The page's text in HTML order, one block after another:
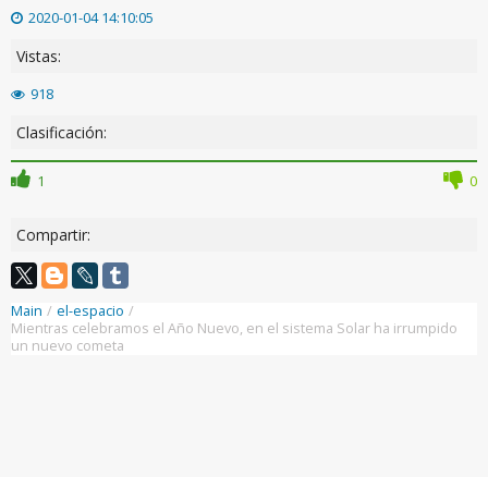
2020-01-04 14:10:05
Vistas:
918
Clasificación:
1 0
Compartir:
Main / el-espacio /
Mientras celebramos el Año Nuevo, en el sistema Solar ha irrumpido
un nuevo cometa